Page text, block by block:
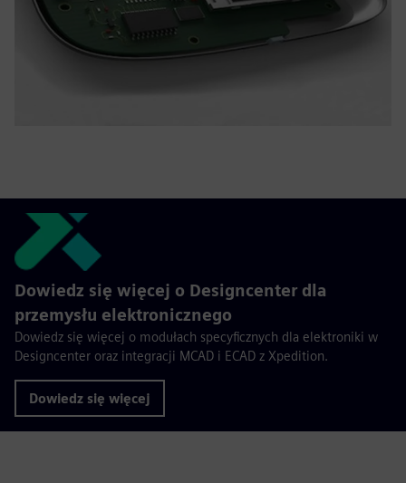
Dowiedz się więcej o Designcenter dla
przemysłu elektronicznego
Dowiedz się więcej o modułach specyficznych dla elektroniki w
Designcenter oraz integracji MCAD i ECAD z Xpedition.
Dowiedz się więcej